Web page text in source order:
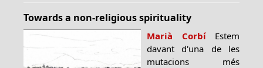
Towards a non-religious spirituality
Marià CorbíEstem
davant d'una de les
mutacions més